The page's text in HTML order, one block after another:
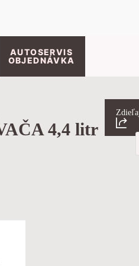
AUTOSERVIS
OBJEDNÁVKA
4,4 litr